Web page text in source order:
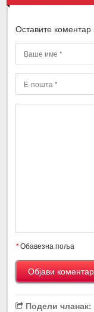
Оставите
*Обавезна поља
Подели чланак: